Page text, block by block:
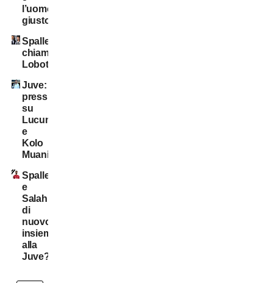
l’uomo
giusto?
Spalletti
chiama
Lobotka
Juve:
pressing
su
Lucumì
e
Kolo
Muani
Spalletti
e
Salah
di
nuovo
insieme
alla
Juve?